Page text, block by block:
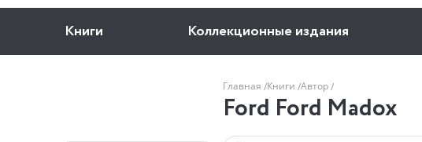
Книги Коллекционные издания
Главная Книги Автор
Ford Ford Madox